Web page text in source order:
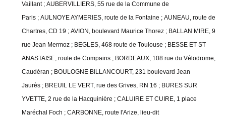
Vaillant ; AUBERVILLIERS, 55 rue de la Commune de
Paris ; AULNOYE AYMERIES, route de la Fontaine ; AUNEAU, route de
Chartres, CD 19 ; AVION, boulevard Maurice Thorez ; BALLAN MIRE, 9
rue Jean Mermoz ; BEGLES, 468 route de Toulouse ; BESSE ET ST
ANASTAISE, route de Compains ; BORDEAUX, 108 rue du Vélodrome,
Caudéran ; BOULOGNE BILLANCOURT, 231 boulevard Jean
Jaurès ; BREUIL LE VERT, rue des Grives, RN 16 ; BURES SUR
YVETTE, 2 rue de la Hacquinière ; CALUIRE ET CUIRE, 1 place
Maréchal Foch ; CARBONNE, route l'Arize, lieu-dit